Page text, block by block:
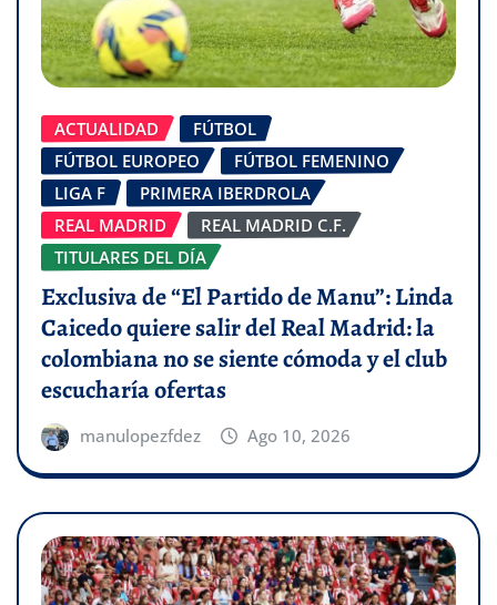
ACTUALIDAD
FÚTBOL
FÚTBOL EUROPEO
FÚTBOL FEMENINO
LIGA F
PRIMERA IBERDROLA
REAL MADRID
REAL MADRID C.F.
TITULARES DEL DÍA
Exclusiva de “El Partido de Manu”: Linda
Caicedo quiere salir del Real Madrid: la
colombiana no se siente cómoda y el club
escucharía ofertas
manulopezfdez Ago 10, 2026